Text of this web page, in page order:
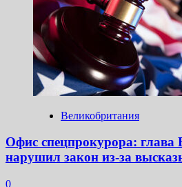
Великобритания
Офис спецпрокурора:
нарушил закон из-за
0